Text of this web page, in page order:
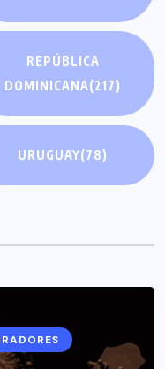
REPÚBLICA
DOMINICANA(217)
URUGUAY(78)